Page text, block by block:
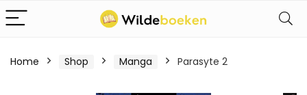
Home Shop Manga Parasyte 2